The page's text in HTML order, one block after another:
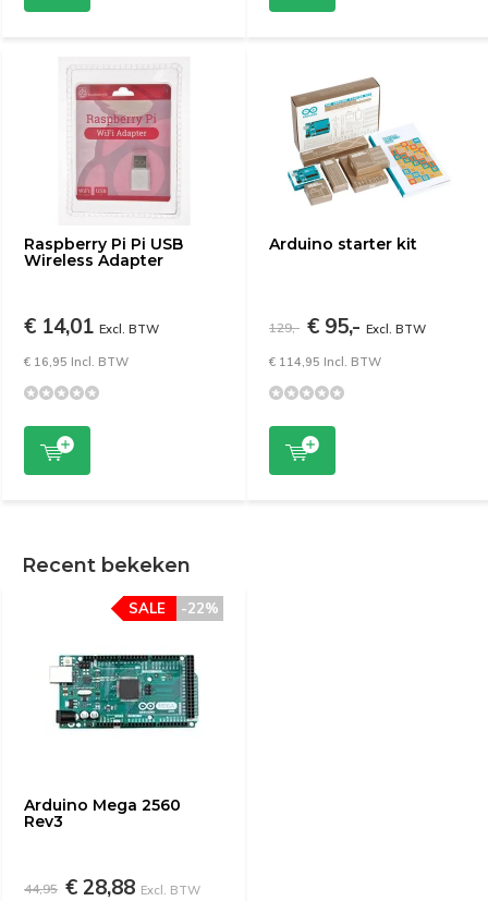
Raspberry Pi Pi USB
Wireless Adapter
€ 14,01 Excl. BTW
€ 16,95 Incl. BTW
Arduino starter kit
129,- € 95,- Excl. BTW
€ 114,95 Incl. BTW
Recent bekeken
Arduino Mega 2560
Rev3
-22%
SALE
44,95 € 28,88 Excl. BTW